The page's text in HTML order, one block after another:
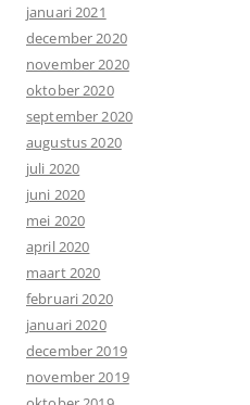
januari 2021
december 2020
november 2020
oktober 2020
september 2020
augustus 2020
juli 2020
juni 2020
mei 2020
april 2020
maart 2020
februari 2020
januari 2020
december 2019
november 2019